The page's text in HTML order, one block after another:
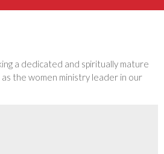
a dedicated and spiritually mature
the women ministry leader in our